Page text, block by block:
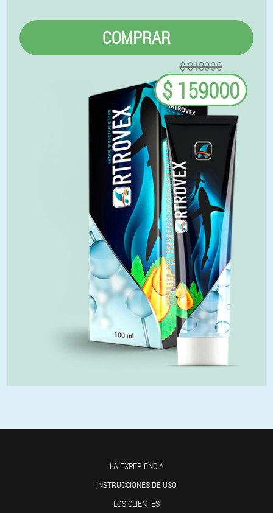
COMPRAR
$ 318000
$ 159000
LA EXPERIENCIA
INSTRUCCIONES DE USO
LOS CLIENTES